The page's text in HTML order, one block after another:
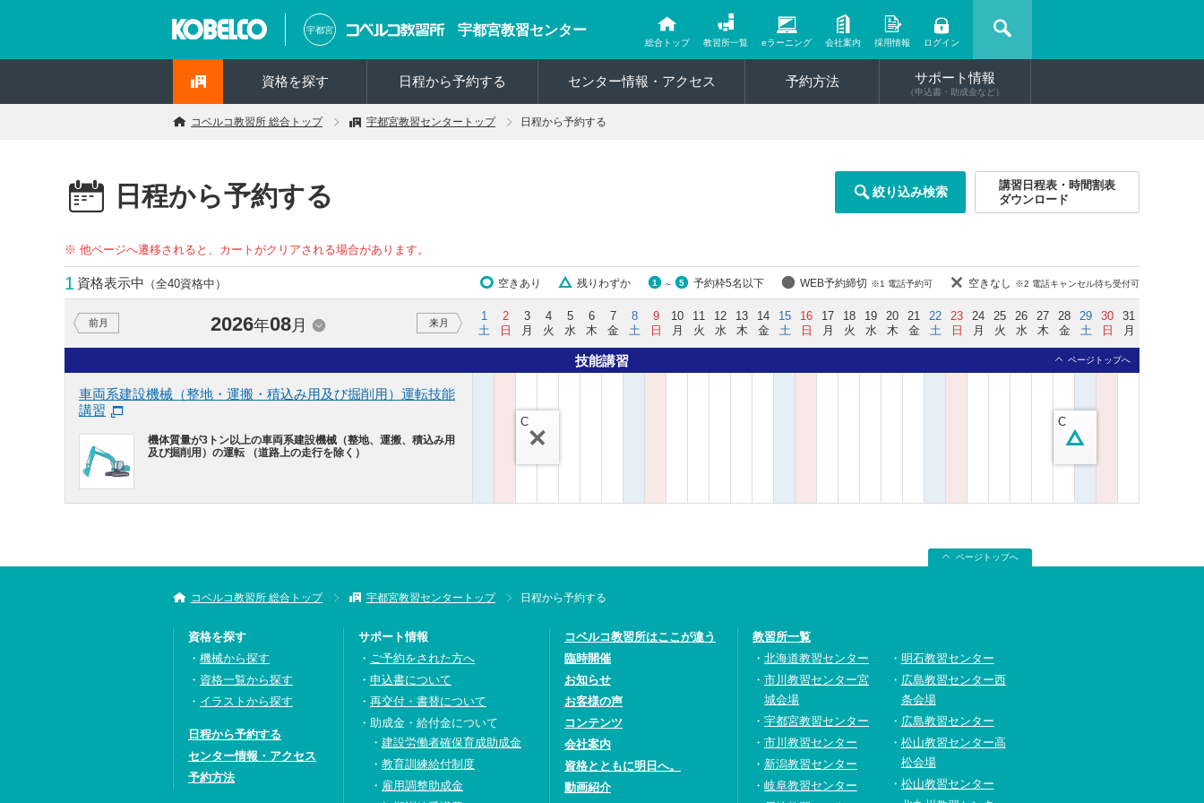
宇都宮 宇都宮教習センター
総合トップ 教習所一覧 eラーニング 会社案内 採用情報 ログイン
資格を探す 日程から予約する センター情報・アクセス 予約方法 サポート情報
（申込書・助成金など）
コベルコ教習所 総合トップ 宇都宮教習センタートップ 日程から予約する
日程から予約する 絞り込み検索
講習日程表・時間割表
ダウンロード
※ 他ページへ遷移されると、カートがクリアされる場合があります。
1 資格表示中 （全40資格中） 空きあり 残りわずか 1 ～ 5 予約枠5名以下 WEB予約締切 ※1 電話予約可 空きなし ※2 電話キャンセル待ち受付可
前月 2026年08月 来月
1
土
2
日
3
月
4
火
5
水
6
木
7
金
8
土
9
日
10
月
11
火
12
水
13
木
14
金
15
土
16
日
17
月
18
火
19
水
20
木
21
金
22
土
23
日
24
月
25
火
26
水
27
木
28
金
29
土
30
日
31
月
技能講習 ページトップへ
車両系建設機械（整地・運搬・積込み用及び掘削用）運転技能
講習
機体質量が3トン以上の車両系建設機械（整地、運搬、積込み用
及び掘削用）の運転 （道路上の走行を除く）
C C
ページトップへ
コベルコ教習所 総合トップ 宇都宮教習センタートップ 日程から予約する
資格を探す
機械から探す
資格一覧から探す
イラストから探す
日程から予約する
センター情報・アクセス
予約方法
サポート情報
ご予約をされた方へ
申込書について
再交付・書替について
助成金・給付金について
建設労働者確保育成助成金
教育訓練給付制度
雇用調整助成金
コベルコ教習所はここが違う
臨時開催
お知らせ
お客様の声
コンテンツ
会社案内
資格とともに明日へ。
動画紹介
教習所一覧
北海道教習センター
市川教習センター宮
城会場
宇都宮教習センター
市川教習センター
新潟教習センター
岐阜教習センター
明石教習センター
広島教習センター西
条会場
広島教習センター
松山教習センター高
松会場
松山教習センター